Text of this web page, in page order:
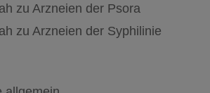
zu Arzneien der Psora
zu Arzneien der Syphilinie